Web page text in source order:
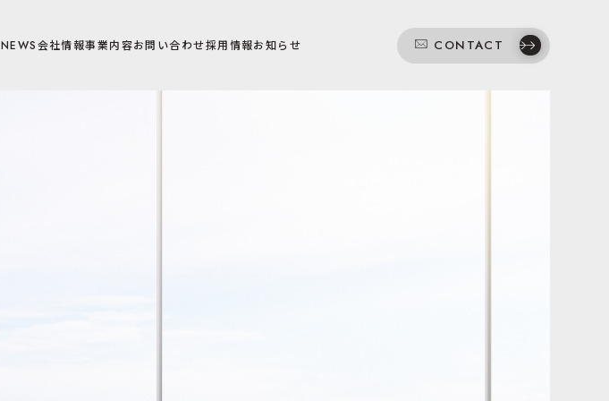
NEWS会社情報事業内容お問い合わせ採用情報お知らせ CONTACT